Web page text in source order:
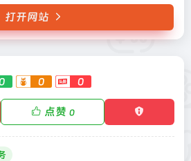
打开网站
0 0
点赞 0